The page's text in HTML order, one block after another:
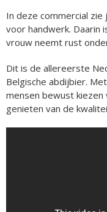
In deze commercial
voor handwerk. Daarin
vrouw neemt rust
Dit is de allereerste
Belgische abdijbier.
mensen bewust
genieten van de